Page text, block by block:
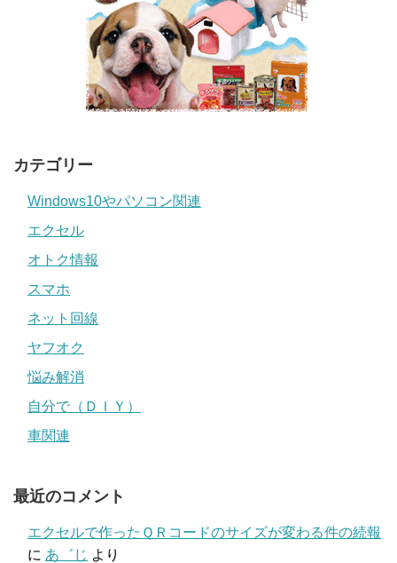
カテゴリー
Windows10やパソコン関連
エクセル
オトク情報
スマホ
ネット回線
ヤフオク
悩み解消
自分で（ＤＩＹ）
車関連
最近のコメント
エクセルで作ったＱＲコードのサイズが変わる件の続報
に あ゛じ より